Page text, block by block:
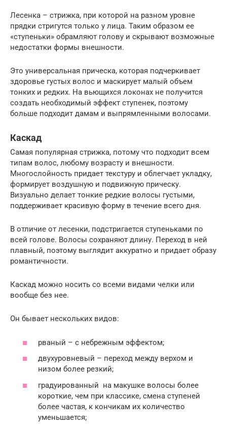
Лесенка – стрижка, при которой на разном уровне
прядки стригутся только у лица. Таким образом ее
«ступеньки» обрамляют голову и скрывают возможные
недостатки формы внешности.
Это универсальная прическа, которая подчеркивает
здоровье густых волос и маскирует малый объем
тонких и редких. На вьющихся локонах не получится
создать необходимый эффект ступенек, поэтому
больше подходит дамам и выпрямленными волосами.
Каскад
Самая популярная стрижка, потому что подходит всем
типам волос, любому возрасту и внешности.
Многослойность придает текстуру и облегчает укладку,
формирует воздушную и подвижную прическу.
Визуально делает тонкие редкие волосы густыми,
поддерживает красивую форму в течение всего дня.
В отличие от лесенки, подстригается ступеньками по
всей голове. Волосы сохраняют длину. Переход в ней
плавный, поэтому выглядит аккуратно и придает образу
романтичности.
Каскад можно носить со всеми видами челки или
вообще без нее.
Он бывает нескольких видов:
рваный – с небрежным эффектом;
двухуровневый – переход между верхом и
низом более резкий;
градуированный ­­ на макушке волосы более
короткие, чем при классике, смена ступеней
более частая, к кончикам их количество
уменьшается;